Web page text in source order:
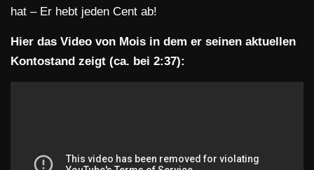
hat – Er hebt jeden Cent ab!
Hier das Video von Mois in dem er seinen aktuellen
Kontostand zeigt (ca. bei 2:37):